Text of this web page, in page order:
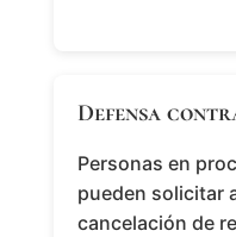
Defensa
Personas en
pueden solicitar
cancelación de